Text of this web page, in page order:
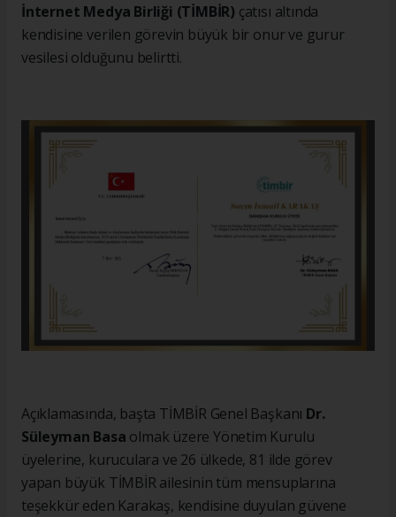
İnternet Medya Birliği (TİMBİR) çatısı altında
kendisine verilen görevin büyük bir onur ve gurur
vesilesi olduğunu belirtti.
Açıklamasında, başta TİMBİR Genel Başkanı Dr.
Süleyman Basa olmak üzere Yönetim Kurulu
üyelerine, kuruculara ve 26 ülkede, 81 ilde görev
yapan büyük TİMBİR ailesinin tüm mensuplarına
teşekkür eden Karakaş, kendisine duyulan güvene